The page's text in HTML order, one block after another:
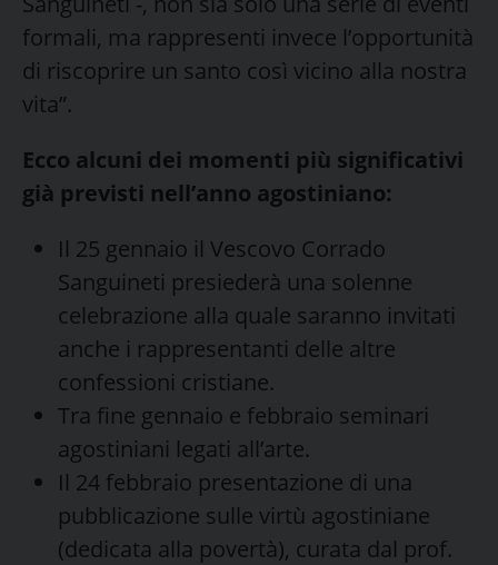
formali, ma rappresenti invece l’opportunità
di riscoprire un santo così vicino alla nostra
vita”.
Ecco alcuni dei momenti più significativi
già previsti nell’anno agostiniano:
Il 25 gennaio il Vescovo Corrado
Sanguineti presiederà una solenne
celebrazione alla quale saranno invitati
anche i rappresentanti delle altre
confessioni cristiane.
Tra fine gennaio e febbraio seminari
agostiniani legati all’arte.
Il 24 febbraio presentazione di una
pubblicazione sulle virtù agostiniane
(dedicata alla povertà), curata dal prof.